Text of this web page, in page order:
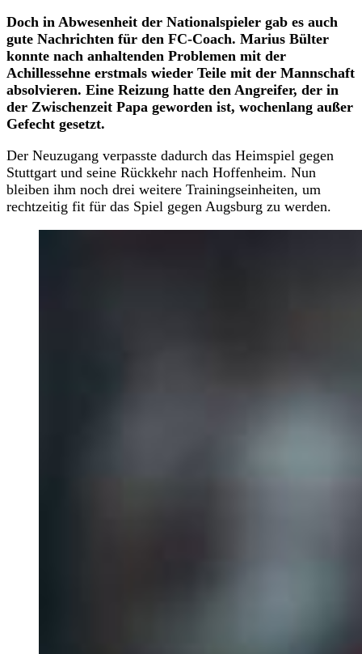
Doch in Abwesenheit der Nationalspieler gab es auch
gute Nachrichten für den FC-Coach. Marius Bülter
konnte nach anhaltenden Problemen mit der
Achillessehne erstmals wieder Teile mit der Mannschaft
absolvieren. Eine Reizung hatte den Angreifer, der in
der Zwischenzeit Papa geworden ist, wochenlang außer
Gefecht gesetzt.
Der Neuzugang verpasste dadurch das Heimspiel gegen
Stuttgart und seine Rückkehr nach Hoffenheim. Nun
bleiben ihm noch drei weitere Trainingseinheiten, um
rechtzeitig fit für das Spiel gegen Augsburg zu werden.